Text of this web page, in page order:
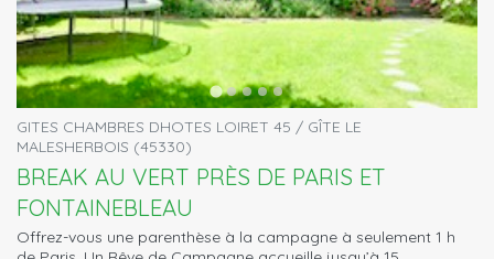
GITES CHAMBRES DHOTES LOIRET 45 / GÎTE LE
MALESHERBOIS (45330)
BREAK AU VERT PRÈS DE PARIS ET
FONTAINEBLEAU
Offrez-vous une parenthèse à la campagne à seulement 1 h